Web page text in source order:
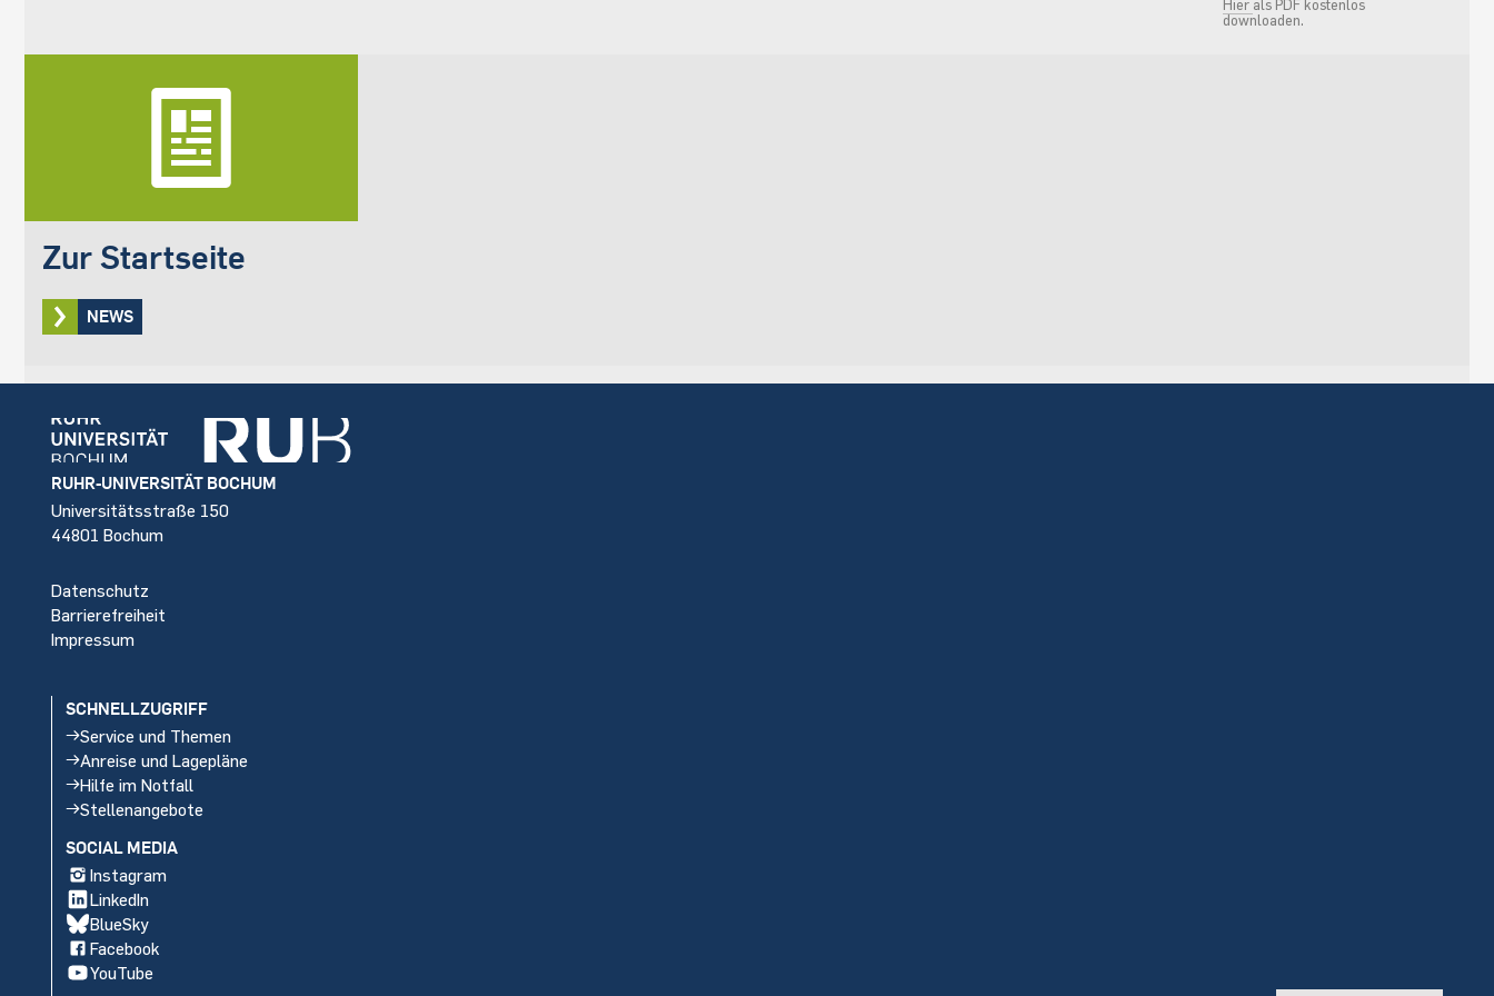
Hier als PDF kostenlos
downloaden.
Zur Startseite
NEWS
Footer
RUHR-UNIVERSITÄT BOCHUM
Universitätsstraße 150
44801 Bochum
Datenschutz
Barrierefreiheit
Impressum
SCHNELLZUGRIFF
Service und Themen
Anreise und Lagepläne
Hilfe im Notfall
Stellenangebote
SOCIAL MEDIA
Instagram
LinkedIn
BlueSky
Facebook
YouTube